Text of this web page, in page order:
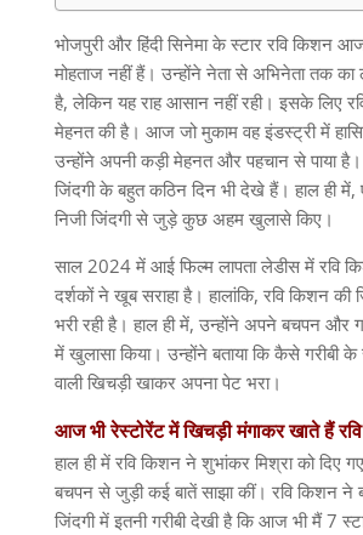
भोजपुरी और हिंदी सिनेमा के स्टार रवि किशन
मोहताज नहीं हैं। उन्होंने नेता से अभिनेता तक
है, लेकिन यह राह आसान नहीं रही। इसके लिए
मेहनत की है। आज जो मुकाम वह इंडस्ट्री में
उन्होंने अपनी कड़ी मेहनत और पहचान से पाया
जिंदगी के बहुत कठिन दिन भी देखे हैं। हाल ही में,
निजी जिंदगी से जुड़े कुछ अहम खुलासे किए।
साल2024 में आई फिल्म लापता लेडीस में रवि
दर्शकों ने खूब सराहा है। हालांकि, रवि किशन की
भरी रही है। हाल ही में, उन्होंने अपने बचपन और
में खुलासा किया। उन्होंने बताया कि कैसे गरीबी के
वाली खिचड़ी खाकर अपना पेट भरा।
आजभीरेस्टोरेंटमेंखिचड़ीमंगाकरखातेहैंरवि
हाल ही में रवि किशन ने शुभांकर मिश्रा को दिए
बचपन से जुड़ी कई बातें साझा कीं। रवि किशन ने
जिंदगी में इतनी गरीबी देखी है कि आज भी मैं7